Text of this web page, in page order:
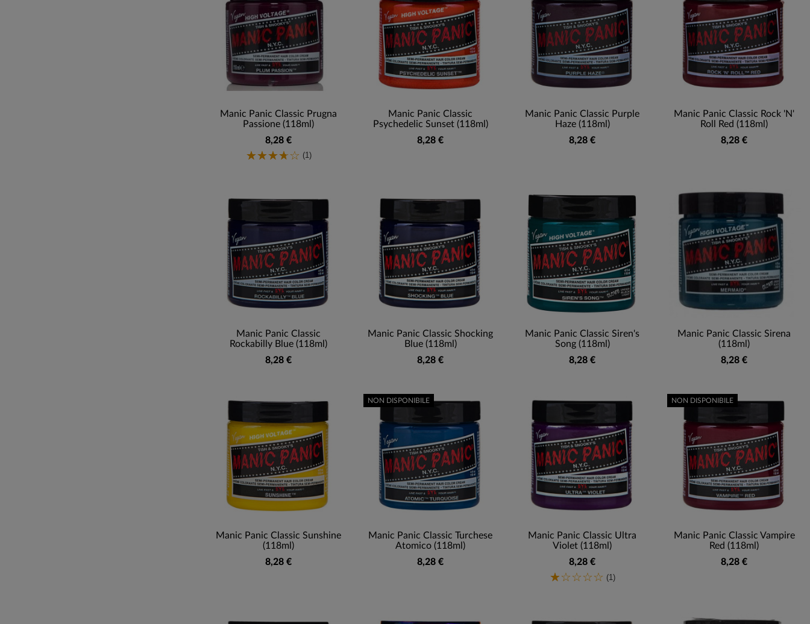
Manic Panic Classic Prugna
Passione (118ml)
8,28 €
(1)
Manic Panic Classic
Psychedelic Sunset (118ml)
8,28 €
Manic Panic Classic Purple
Haze (118ml)
8,28 €
Manic Panic Classic Rock 'N'
Roll Red (118ml)
8,28 €
Manic Panic Classic
Rockabilly Blue (118ml)
8,28 €
Manic Panic Classic Shocking
Blue (118ml)
8,28 €
Manic Panic Classic Siren's
Song (118ml)
8,28 €
Manic Panic Classic Sirena
(118ml)
8,28 €
Manic Panic Classic Sunshine
(118ml)
8,28 €
Manic Panic Classic Turchese
Atomico (118ml)
8,28 €
NON DISPONIBILE
Manic Panic Classic Ultra
Violet (118ml)
8,28 €
(1)
Manic Panic Classic Vampire
Red (118ml)
8,28 €
NON DISPONIBILE